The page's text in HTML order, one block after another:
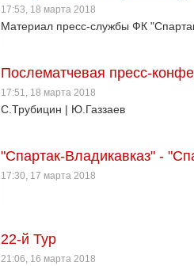
17:53, 18 марта 2018
Материал пресс-службы ФК
Послематчевая пресс-
17:51, 18 марта 2018
С.Трубицин | Ю.Газзаев
"Спартак-Владикавказ" -
17:30, 17 марта 2018
22-й Тур
21:06, 16 марта 2018